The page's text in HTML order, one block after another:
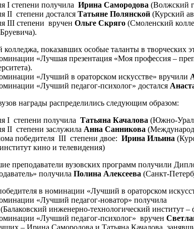
I степени получила Ирина Самородова (Волжский
II степени достался Татьяне Полянской (Курский
III степени вручен Ольге Скряго (Смоленский
колледжа, показавших особые таланты в
«Лучшая презентация «Моя профессия –
«Лучший в ораторском искусстве» вручили
«Лучший педагог-психолог» достался
награды распределились следующим образом:
I степени получила Татьяна Качалова (Южно-
II степени заслужила Анна Санникова
победителя III степени двое: Ирина Ильина
кино и телевидения)
преподаватели вузовских программ получили
получила Полина Алексеева (Санкт-
в номинации «Лучший в ораторском
«Лучший педагог-новатор» получила
(Балаковский инженерно-технологический
«Лучший педагог-психолог» вручен
– Ирина Самородова и Татьяна Качалова,